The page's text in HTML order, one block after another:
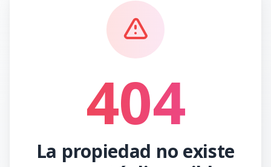
404
La propiedad no existe